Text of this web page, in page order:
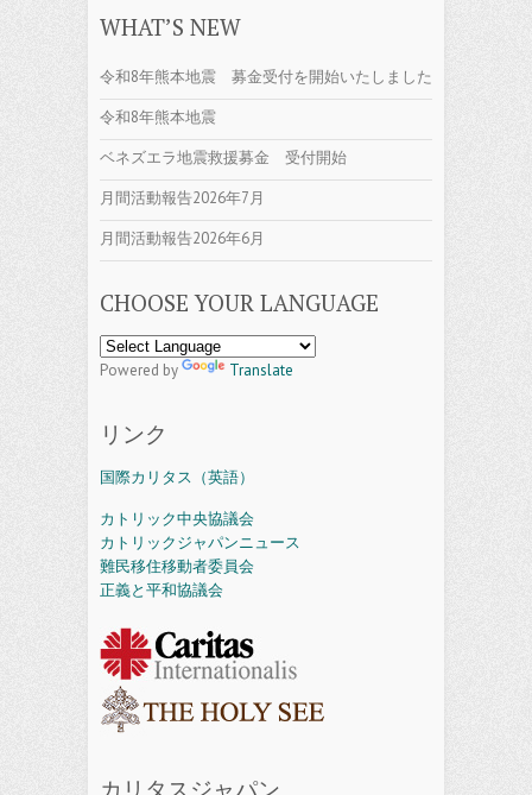
WHAT’S NEW
令和8年熊本地震 募金受付を開始いたしました
令和8年熊本地震
ベネズエラ地震救援募金 受付開始
月間活動報告2026年7月
月間活動報告2026年6月
CHOOSE YOUR LANGUAGE
Powered by Translate
リンク
国際カリタス（英語）
カトリック中央協議会
カトリックジャパンニュース
難民移住移動者委員会
正義と平和協議会
カリタスジャパン